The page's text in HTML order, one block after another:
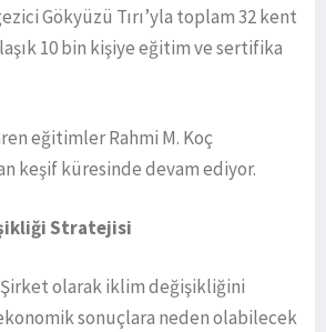
Gökyüzü Tırı’yla toplam 32 kent
10 bin kişiye eğitim ve sertifika
eğitimler Rahmi M. Koç
keşif küresinde devam ediyor.
Stratejisi
olarak iklim değişikliğini
sonuçlara neden olabilecek